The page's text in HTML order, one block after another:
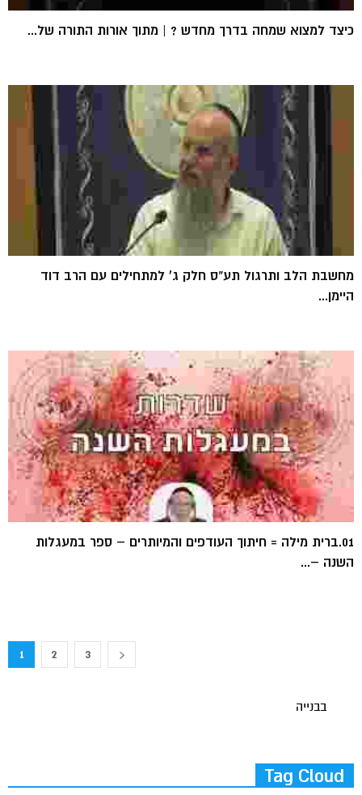
כיצד למצוא שמחה בדרך מחדש ? | מתוך אורות התורה של...
מחשבת הלב ותרגול תע"ס חלק ג' למתחילים עם הרב דוד
היימן...
01.ברית מילה = חיתוך העודפים והמיותרים – ספר במעגלות
השנה –...
1 2 3
בבנייה
Tag Cloud